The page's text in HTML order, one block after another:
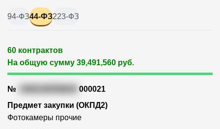
94-ФЗ44-ФЗ223-ФЗ
60 контрактов
На общую сумму 39,491,560 руб.
№
000021
Предмет закупки (ОКПД2)
Фотокамеры прочие